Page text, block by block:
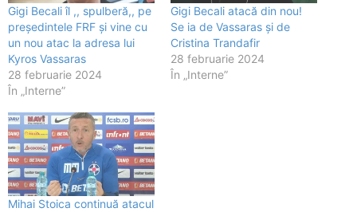
Gigi Becali îl ,, spulberă,, pe
președintele FRF și vine cu
un nou atac la adresa lui
Kyros Vassaras
28 februarie 2024
În „Interne”
Gigi Becali atacă din nou!
Se ia de Vassaras și de
Cristina Trandafir
28 februarie 2024
În „Interne”
Mihai Stoica continuă atacul